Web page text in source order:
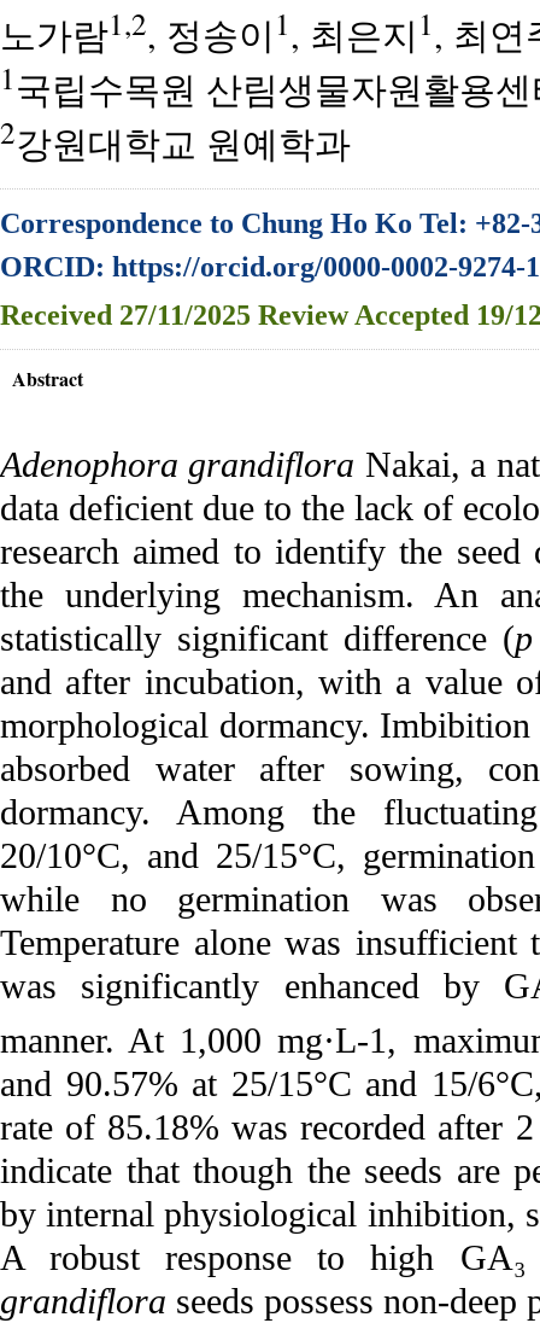
노가람1,2, 정송이 1, 최은지 1, 최연
1 국립수목원 산림생물자원활용
2강원대학교 원예학과
Correspondence to Chung Ho Ko Tel:
ORCID: https://orcid.org/0000-0002-9274-
Received 27/11/2025 Review Accepted 19/
Abstract
Adenophora grandiflora Nakai, a
data deficient due to the lack of
research aimed to identify the
the underlying mechanism. An
statistically significant difference (p
and after incubation, with a value
morphological dormancy. Imbibition
absorbed water after sowing,
dormancy. Among the
20/10°C, and 25/15°C,
while no germination was
Temperature alone was
was significantly enhanced by
manner. At 1,000 mg·L-1,
and 90.57% at 25/15°C and 15/
rate of 85.18% was recorded after
indicate that though the seeds are
by internal physiological inhibition,
A robust response to high GA₃
grandiflora seeds possess non-